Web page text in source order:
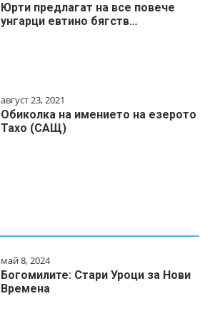
Юрти предлагат на все повече
унгарци евтино бягств…
август 23, 2021
Обиколка на имението на езерото
Тахо (САЩ)
май 8, 2024
Богомилите: Стари Уроци за Нови
Времена